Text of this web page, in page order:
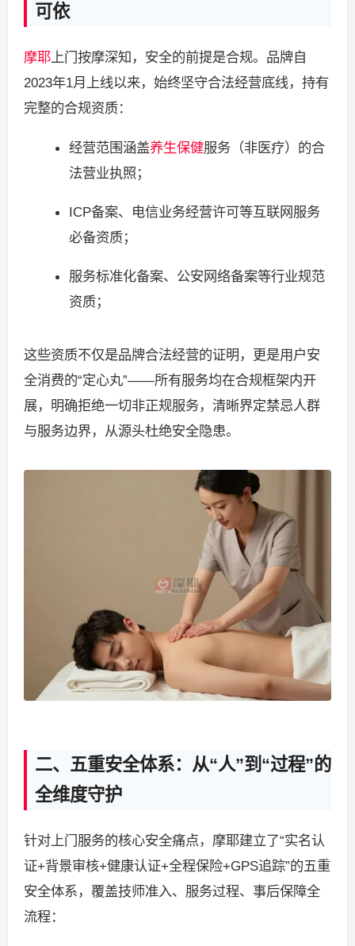
可依
摩耶上门按摩深知，安全的前提是合规。品牌自
2023年1月上线以来，始终坚守合法经营底线，持有
完整的合规资质：
经营范围涵盖养生保健服务（非医疗）的合
法营业执照；
ICP备案、电信业务经营许可等互联网服务
必备资质；
服务标准化备案、公安网络备案等行业规范
资质；
这些资质不仅是品牌合法经营的证明，更是用户安
全消费的“定心丸”——所有服务均在合规框架内开
展，明确拒绝一切非正规服务，清晰界定禁忌人群
与服务边界，从源头杜绝安全隐患。
二、五重安全体系：从“人”到“过程”的
全维度守护
针对上门服务的核心安全痛点，摩耶建立了“实名认
证+背景审核+健康认证+全程保险+GPS追踪”的五重
安全体系，覆盖技师准入、服务过程、事后保障全
流程：